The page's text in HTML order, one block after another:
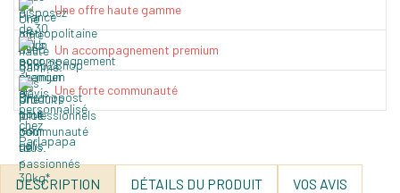
Une offre haute gamme
Un accompagnement premium
Une forte communauté
DESCRIPTION DÉTAILS DU PRODUIT VOS AVIS